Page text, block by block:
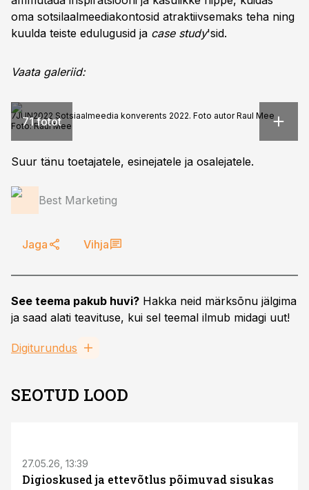
oma sotsilaalmeediakontosid atraktiivsemaks teha ning
kuulda teiste edulugusid ja case study'sid.
Vaata galeriid:
71 fotot
7JUN2022 Sotsiaalmeedia konverents 2022. Foto autor Raul Mee
Foto:Raul Mee
Suur tänu toetajatele, esinejatele ja osalejatele.
Best Marketing
Jaga Vihja
See teema pakub huvi? Hakka neid märksõnu jälgima
ja saad alati teavituse, kui sel teemal ilmub midagi uut!
Digiturundus
SEOTUD LOOD
27.05.26, 13:39
Digioskused ja ettevõtlus põimuvad sisukas